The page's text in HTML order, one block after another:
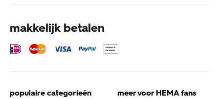
makkelijk betalen
populaire categorieën
meer voor HEMA fans